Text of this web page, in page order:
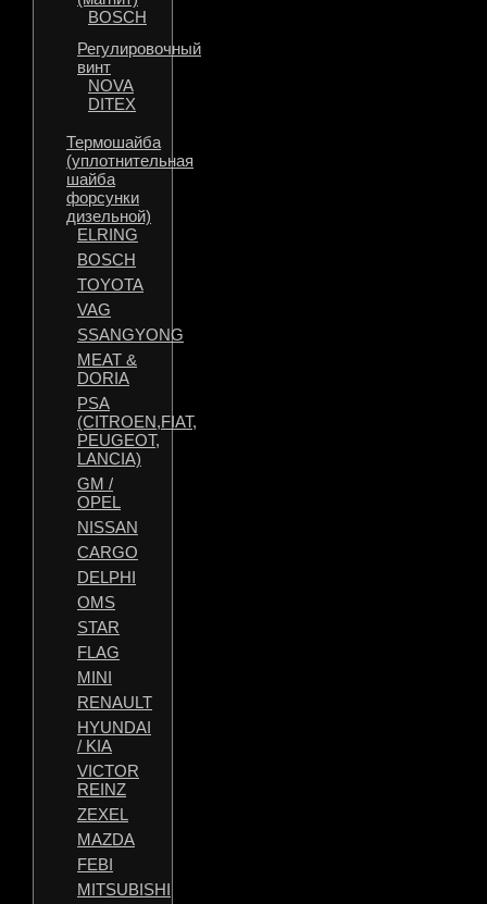
BOSCH
Регулировочный
винт
NOVA
DITEX
Термошайба
(уплотнительная
шайба
форсунки
дизельной)
ELRING
BOSCH
TOYOTA
VAG
SSANGYONG
MEAT &
DORIA
PSA
(CITROEN,FIAT,
PEUGEOT,
LANCIA)
GM /
OPEL
NISSAN
CARGO
DELPHI
OMS
STAR
FLAG
MINI
RENAULT
HYUNDAI
/ KIA
VICTOR
REINZ
ZEXEL
MAZDA
FEBI
MITSUBISHI